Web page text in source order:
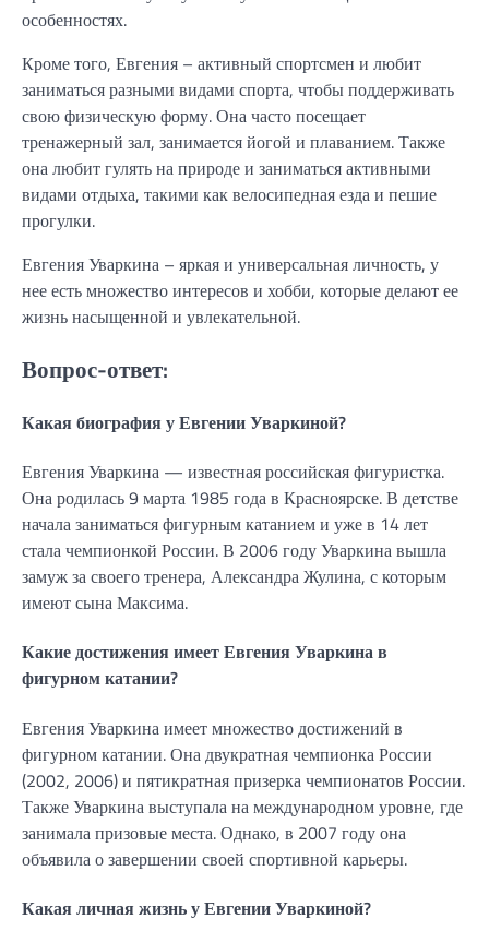
особенностях.
Кроме того, Евгения – активный спортсмен и любит
заниматься разными видами спорта, чтобы поддерживать
свою физическую форму. Она часто посещает
тренажерный зал, занимается йогой и плаванием. Также
она любит гулять на природе и заниматься активными
видами отдыха, такими как велосипедная езда и пешие
прогулки.
Евгения Уваркина – яркая и универсальная личность, у
нее есть множество интересов и хобби, которые делают ее
жизнь насыщенной и увлекательной.
Вопрос-ответ:
Какая биография у Евгении Уваркиной?
Евгения Уваркина — известная российская фигуристка.
Она родилась 9 марта 1985 года в Красноярске. В детстве
начала заниматься фигурным катанием и уже в 14 лет
стала чемпионкой России. В 2006 году Уваркина вышла
замуж за своего тренера, Александра Жулина, с которым
имеют сына Максима.
Какие достижения имеет Евгения Уваркина в
фигурном катании?
Евгения Уваркина имеет множество достижений в
фигурном катании. Она двукратная чемпионка России
(2002, 2006) и пятикратная призерка чемпионатов России.
Также Уваркина выступала на международном уровне, где
занимала призовые места. Однако, в 2007 году она
объявила о завершении своей спортивной карьеры.
Какая личная жизнь у Евгении Уваркиной?